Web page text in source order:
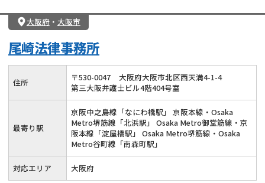
大阪府・ 大阪市
尾崎法律事務所
住所 〒530-0047
大阪府大阪市北区西天満4-1-4
第三大阪弁護士ビル4階404号室
最寄り駅
京阪中之島線「なにわ橋駅」 京阪本線・Osaka
Metro堺筋線「北浜駅」 Osaka Metro御堂筋線・京
阪本線「淀屋橋駅」 Osaka Metro堺筋線・Osaka
Metro谷町線「南森町駅」
対応エリア 大阪府